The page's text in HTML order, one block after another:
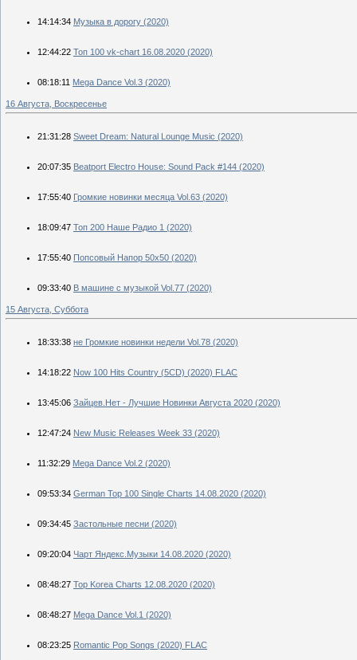
14:14:34 Музыка в дорогу (2020)
12:44:22 Топ 100 vk-chart 16.08.2020 (2020)
08:18:11 Mega Dance Vol.3 (2020)
16 Августа, Воскресенье
21:31:28 Sweet Dream: Natural Lounge Music (2020)
20:07:35 Beatport Electro House: Sound Pack #144 (2020)
17:55:40 Громкие новинки месяца Vol.63 (2020)
18:09:47 Топ 200 Наше Радио 1 (2020)
17:55:40 Попсовый Напор 50х50 (2020)
09:33:40 В машине с музыкой Vol.77 (2020)
15 Августа, Суббота
18:33:38 не Громкие новинки недели Vol.78 (2020)
14:18:22 Now 100 Hits Country (5CD) (2020) FLAC
13:45:06 Зайцев.Нет - Лучшие Новинки Августа 2020 (2020)
12:47:24 New Music Releases Week 33 (2020)
11:32:29 Mega Dance Vol.2 (2020)
09:53:34 German Top 100 Single Charts 14.08.2020 (2020)
09:34:45 Застольные песни (2020)
09:20:04 Чарт Яндекс.Музыки 14.08.2020 (2020)
08:48:27 Top Korea Charts 12.08.2020 (2020)
08:48:27 Mega Dance Vol.1 (2020)
08:23:25 Romantic Pop Songs (2020) FLAC